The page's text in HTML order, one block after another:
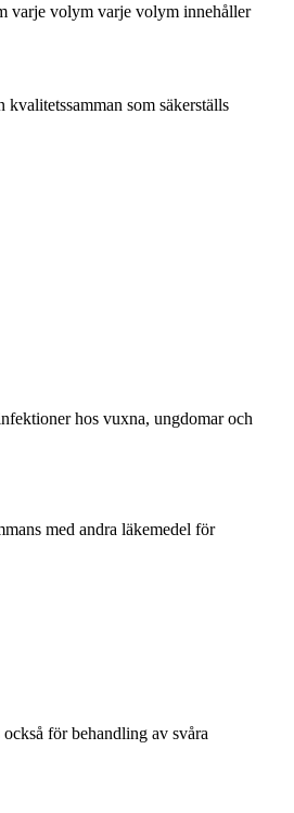
varje volym varje volym innehåller
som säkerställs
hos vuxna, ungdomar och
med andra läkemedel för
för behandling av svåra